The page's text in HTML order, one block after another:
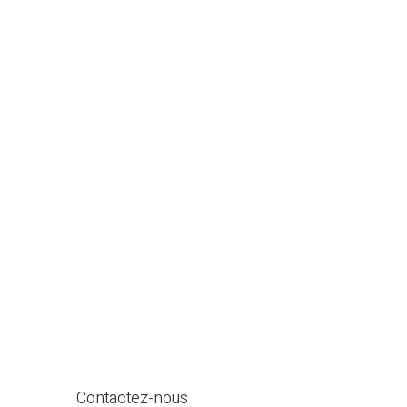
Contactez-nous